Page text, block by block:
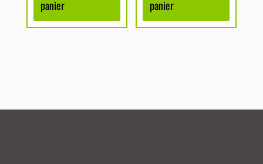
panier
panier